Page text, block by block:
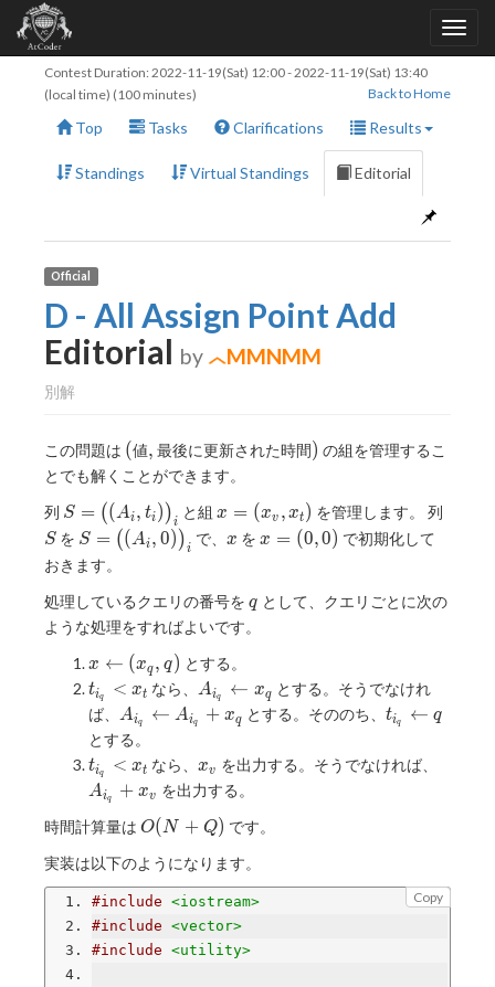
Contest Duration: 2022-11-19(Sat) 12:00-2022-11-19(Sat) 13:40
(local time) (100 minutes)
Back to Home
Top Tasks Clarifications Results
Standings Virtual Standings Editorial
Official
D - All Assign Point Add
Editorial by MMNMM
別解
この問題は (
(値,, 最後に更新された時間)) の組を管理するこ
とでも解くことができます。
列 S=\big((A
_ i,t _
i)\big) _ i
S = ( (Ai, ti ) )i
と組x=
(x
_
t)
x = (xv , xt ) を管理します。 列
Sを S=\big((A
_ i,0)\big)
_ i
S = ( (Ai, 0) )i
で、x
x をx=
x = (0,0) で初期化して
おきます。
処理しているクエリの番号を q
q として、クエリごとに次の
ような処理をすればよいです。
x\leftarrow(x
_ q,q)
x ← (xq , q) とする。
t _ {i
_
q}\lt
x _ t
tiq < xt なら、 A _ {i _
q}\leftarrow
x _ q
Aiq ← xq
とする。そうでなけれ
ば、
A _ {i _
q}\leftarrow
A _ {i _
q}+x _ q
Aiq ← Aiq + xq とする。そののち、 t _ {i _
q
tiq ← q
とする。
t _ {i
_
q}\lt
x _ t
tiq < xt なら、x
_
xv を出力する。そうでなければ、
Aiq + xv を出力する。
時間計算量は O(N+Q)
O(N + Q) です。
実装は以下のようになります。
Copy
#include <iostream>
#include <vector>
#include <utility>